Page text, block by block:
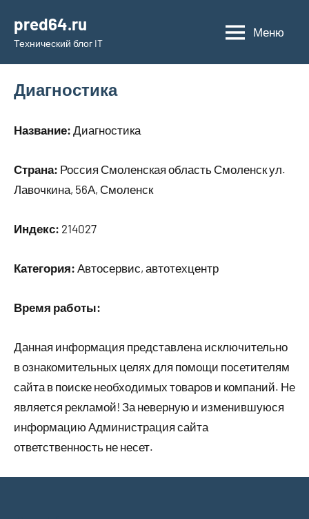
содержимому
pred64.ru
Технический блог IT
Меню
Диагностика
Название: Диагностика
Страна: Россия Смоленская область Смоленск ул.
Лавочкина, 56А, Смоленск
Индекс: 214027
Категория: Автосервис, автотехцентр
Время работы:
Данная информация представлена исключительно
в ознакомительных целях для помощи посетителям
сайта в поиске необходимых товаров и компаний. Не
является рекламой! За неверную и изменившуюся
информацию Администрация сайта
ответственность не несет.